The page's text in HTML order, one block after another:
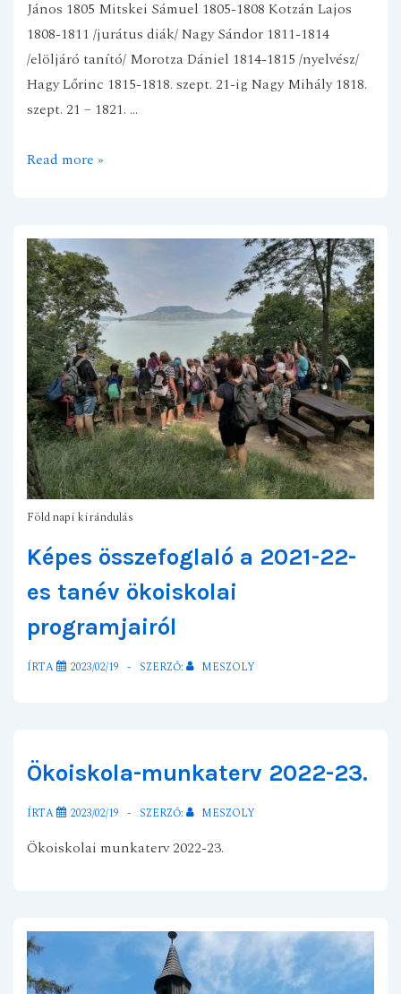
János 1805 Mitskei Sámuel 1805-1808 Kotzán Lajos
1808-1811 /jurátus diák/ Nagy Sándor 1811-1814
/elöljáró tanító/ Morotza Dániel 1814-1815 /nyelvész/
Hagy Lőrinc 1815-1818. szept. 21-ig Nagy Mihály 1818.
szept. 21 – 1821. …
Korábbi
Read more »
Föld napi kirándulás
Képes összefoglaló a 2021-22-
es tanév ökoiskolai
programjairól
ÍRTA 2023/02/19 SZERZŐ: MESZOLY
Ökoiskola-munkaterv 2022-23.
ÍRTA 2023/02/19 SZERZŐ: MESZOLY
Ökoiskolai munkaterv 2022-23.